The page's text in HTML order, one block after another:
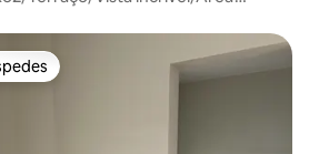
dos hóspedes